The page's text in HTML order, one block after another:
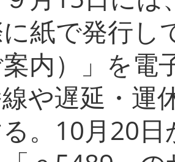
紙で発行し
内）」を電
や遅延・運
。10月20